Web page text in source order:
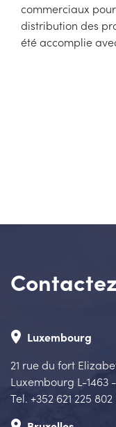
commerciaux
distribution des
été accomplie
place Luxembourg
21 rue du fort
Luxembourg L-1463
Tel. +352 621 225 802